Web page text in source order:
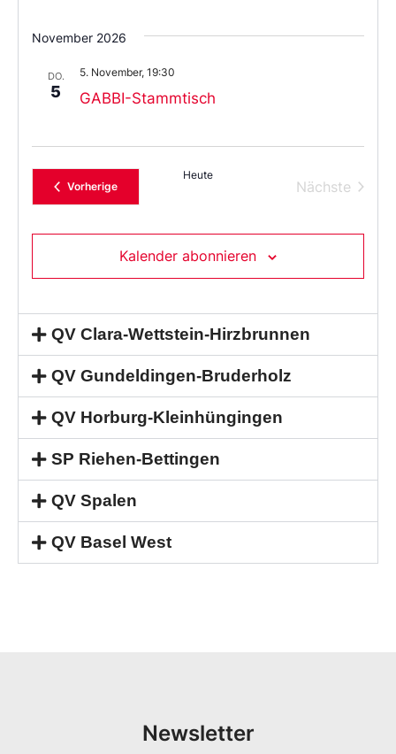
November 2026
DO.
5 GABBI-Stammtisch
5. November, 19:30
VorherigeVeranstaltungen
Heute
Nächste
Kalender abonnieren
QV Clara-Wettstein-Hirzbrunnen
QV Gundeldingen-Bruderholz
QV Horburg-Kleinhüngingen
SP Riehen-Bettingen
QV Spalen
QV Basel West
Newsletter